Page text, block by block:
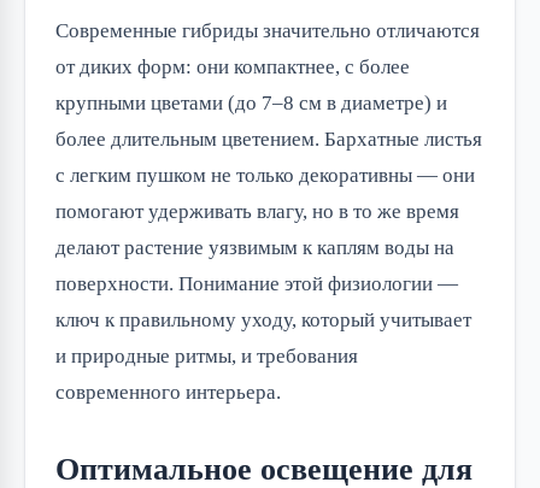
Современные гибриды значительно отличаются
от диких форм: они компактнее, с более
крупными цветами (до 7–8 см в диаметре) и
более длительным цветением. Бархатные листья
с легким пушком не только декоративны — они
помогают удерживать влагу, но в то же время
делают растение уязвимым к каплям воды на
поверхности. Понимание этой физиологии —
ключ к правильному уходу, который учитывает
и природные ритмы, и требования
современного интерьера.
Оптимальное освещение для